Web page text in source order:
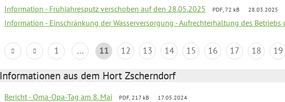
Information - Frühjahresputz verschoben auf den 28.05.2025 PDF, 72 kB 28.03.2025
Information - Einschränkung der Wasserversorgung - Aufrechterhaltung des Betriebs
1 ... 11 12 13 14 15 16 17 18 19
Informationen aus dem Hort Zscherndorf
Bericht - Oma-Opa-Tag am 8. Mai PDF, 217 kB 17.05.2024